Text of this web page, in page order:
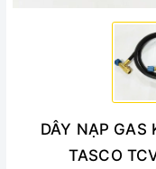
DÂY NẠP GAS
TASCO